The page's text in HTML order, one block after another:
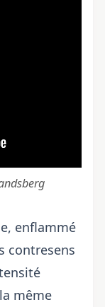
enflammé
contresens
même